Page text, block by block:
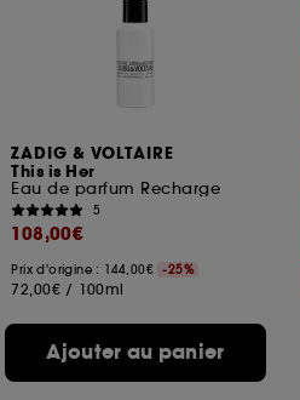
ZADIG & VOLTAIRE
This is Her
Eau de parfum Recharge
5
108,00€
Prix d'origine : 144,00€ -25%
72,00€ / 100ml
Ajouter au panier